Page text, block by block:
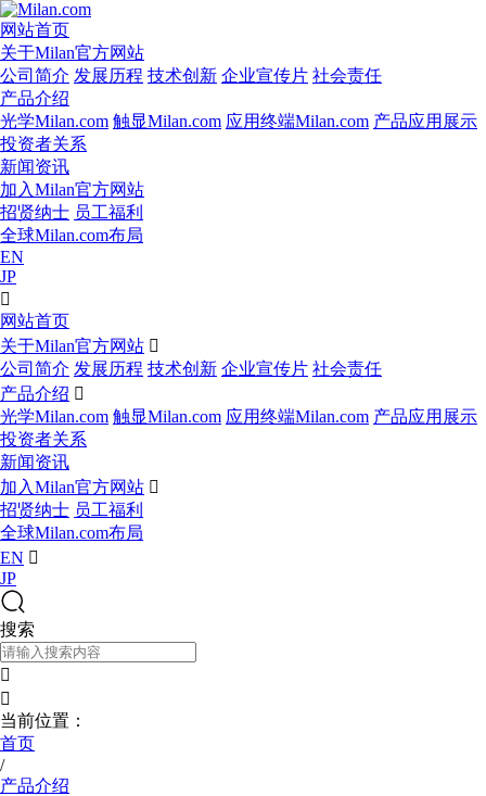
网站首页
关于Milan官方网站
公司简介 发展历程 技术创新 企业宣传片 社会责任
产品介绍
光学Milan.com 触显Milan.com 应用终端Milan.com 产品应用展示
投资者关系
新闻资讯
加入Milan官方网站
招贤纳士 员工福利
全球Milan.com布局
EN
JP

网站首页
关于Milan官方网站 
公司简介 发展历程 技术创新 企业宣传片 社会责任
产品介绍 
光学Milan.com 触显Milan.com 应用终端Milan.com 产品应用展示
投资者关系
新闻资讯
加入Milan官方网站 
招贤纳士 员工福利
全球Milan.com布局
EN 
JP
搜索


当前位置：
首页
/
产品介绍